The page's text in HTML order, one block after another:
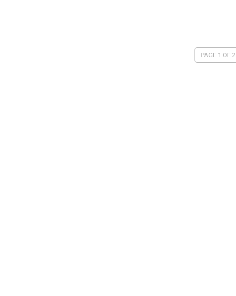
PAGE 1 OF 2